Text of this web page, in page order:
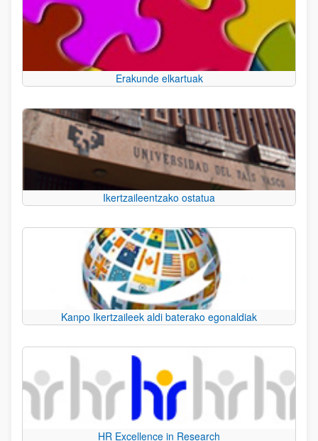
Erakunde elkartuak
Ikertzaileentzako ostatua
Kanpo Ikertzaileek aldi baterako egonaldiak
HR Excellence in Research